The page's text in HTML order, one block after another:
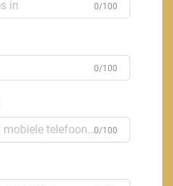
0/100
0/100
0/100